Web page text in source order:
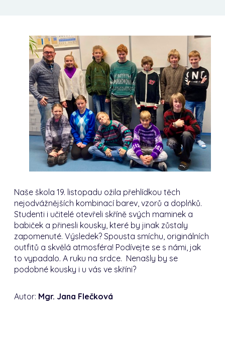
Naše škola 19. listopadu ožila přehlídkou těch
nejodvážnějších kombinací barev, vzorů a doplňků.
Studenti i učitelé otevřeli skříně svých maminek a
babiček a přinesli kousky, které by jinak zůstaly
zapomenuté. Výsledek? Spousta smíchu, originálních
outfitů a skvělá atmosféra! Podívejte se s námi, jak
to vypadalo. A ruku na srdce. Nenašly by se
podobné kousky i u vás ve skříni?
Autor: Mgr. Jana Flečková